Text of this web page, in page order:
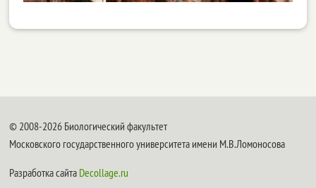
© 2008-2026 Биологический факультет
Московского государственного университета имени М.В.Ломоносова
Разработка сайта Decollage.ru